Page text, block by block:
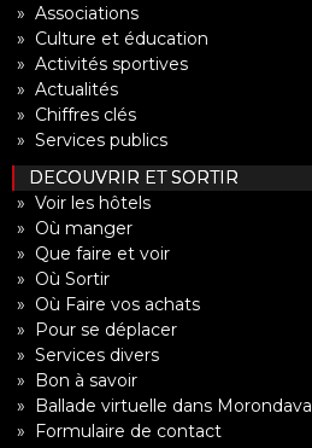
» Associations
» Culture et éducation
» Activités sportives
» Actualités
» Chiffres clés
» Services publics
DECOUVRIR ET SORTIR
» Voir les hôtels
» Où manger
» Que faire et voir
» Où Sortir
» Où Faire vos achats
» Pour se déplacer
» Services divers
» Bon à savoir
» Ballade virtuelle dans Morondava
» Formulaire de contact